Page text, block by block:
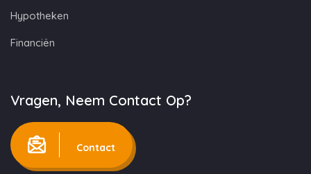
Hypotheken
Financiën
Vragen, Neem Contact Op?
Contact